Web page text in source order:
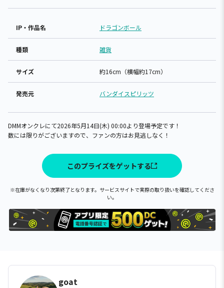
IP・作品名 ドラゴンボール
種類 雑貨
サイズ 約16cm（横幅約17cm）
発売元 バンダイスピリッツ
DMMオンクレにて2026年5月14日(木) 00:00より登場予定です！
数には限りがございますので、ファンの方はお見逃しなく！
このプライズをゲットする
※在庫がなくなり次第終了となります。サービスサイトで実際の取り扱いを確認してくださ
い。
goat